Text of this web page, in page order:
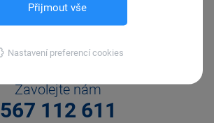
Přijmout vše
Nastavení preferencí cookies
Zavolejte nám
567 112 611